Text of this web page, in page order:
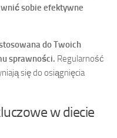
sobie efektywne
do Twoich
sprawności. Regularność
się do osiągnięcia
w diecie